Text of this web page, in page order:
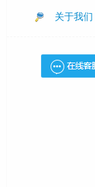
关于我们